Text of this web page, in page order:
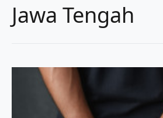
Jawa Tengah